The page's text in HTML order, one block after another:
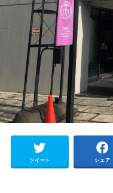
ツイート シェア